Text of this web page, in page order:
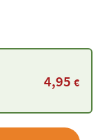
4,95 €